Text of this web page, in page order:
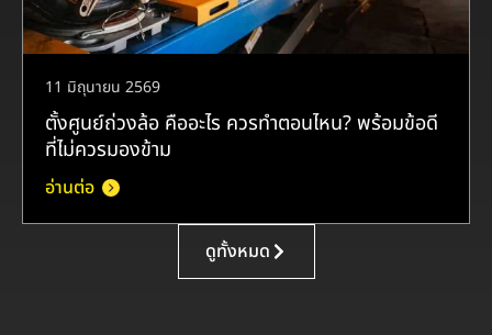
11 มิถุนายน 2569
ตั้งศูนย์ถ่วงล้อ คืออะไร ควรทำตอนไหน? พร้อมข้อดี
ที่ไม่ควรมองข้าม
อ่านต่อ
ดูทั้งหมด